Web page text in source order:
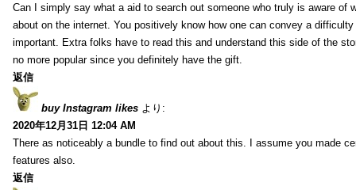
Can I simply say what a aid to search out someone who truly is aware of
about on the internet. You positively know how one can convey a
important. Extra folks have to read this and understand this side of the
no more popular since you definitely have the gift.
返信
buy Instagram likes より:
2020年12月31日 12:04 AM
There as noticeably a bundle to find out about this. I assume you made
features also.
返信